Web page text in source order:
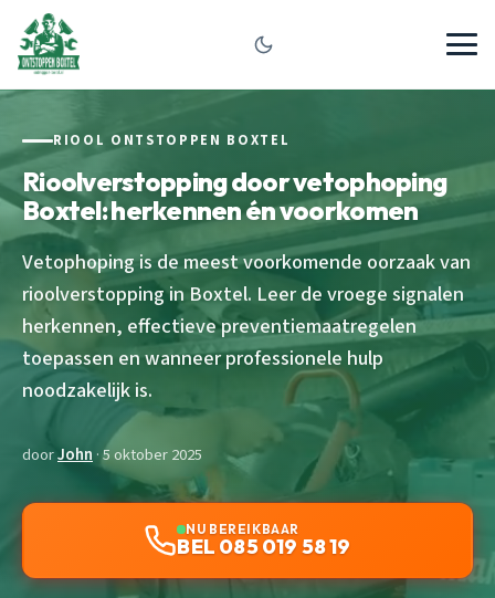
RIOOL ONTSTOPPEN BOXTEL
Rioolverstopping door vetophoping
Boxtel: herkennen én voorkomen
Vetophoping is de meest voorkomende oorzaak van
rioolverstopping in Boxtel. Leer de vroege signalen
herkennen, effectieve preventiemaatregelen
toepassen en wanneer professionele hulp
noodzakelijk is.
doorJohn · 5 oktober 2025
NU BEREIKBAAR
BEL 085 019 58 19